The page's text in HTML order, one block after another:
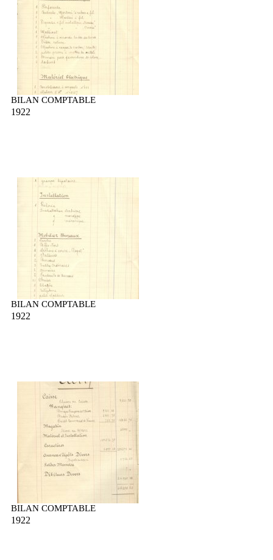
BILAN COMPTABLE
1922
BILAN COMPTABLE
1922
BILAN COMPTABLE
1922